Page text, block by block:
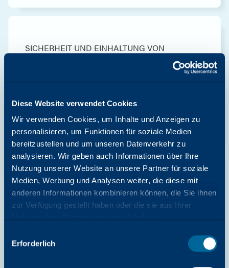
Diese Website verwendet Cookies
Wir verwenden Cookies, um Inhalte und Anzeigen zu
personalisieren, um Funktionen für soziale Medien
bereitzustellen und um unseren Datenverkehr zu
analysieren. Wir geben auch Informationen über Ihre
Nutzung unserer Website an unsere Partner für soziale
Medien, Werbung und Analysen weiter, die diese mit
anderen Informationen kombinieren können, die Sie ihnen
zur Verfügung gestellt haben oder die sie aus Ihrer
mitErforderlich
SICHERHEIT UND EINHALTUNG VON
Sicherheitsdatenblatt
Katun
Download starten
SICHERHEIT UND EINHALTUNG VON
VORSCHRIFTEN
Katun Arivia C3145 - 331K1012Y -
Sicherheitsdatenblatt
Katun